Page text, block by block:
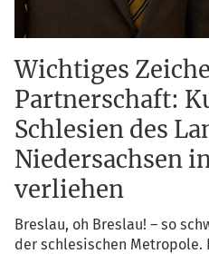
Wichtiges
Partnerschaft:
Schlesien des
Niedersachsen
verliehen
Bres­lau, oh Bres­lau! – so
der schle­si­schen Metro­po­le.